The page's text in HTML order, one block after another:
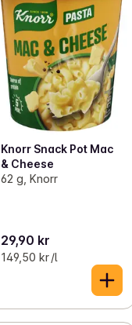
Knorr Snack Pot Mac
& Cheese
62 g, Knorr
29,90 kr
149,50 kr /l